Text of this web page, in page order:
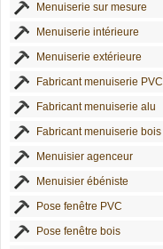
Menuiserie sur mesure
Menuiserie intérieure
Menuiserie extérieure
Fabricant menuiserie PVC
Fabricant menuiserie alu
Fabricant menuiserie bois
Menuisier agenceur
Menuisier ébéniste
Pose fenêtre PVC
Pose fenêtre bois